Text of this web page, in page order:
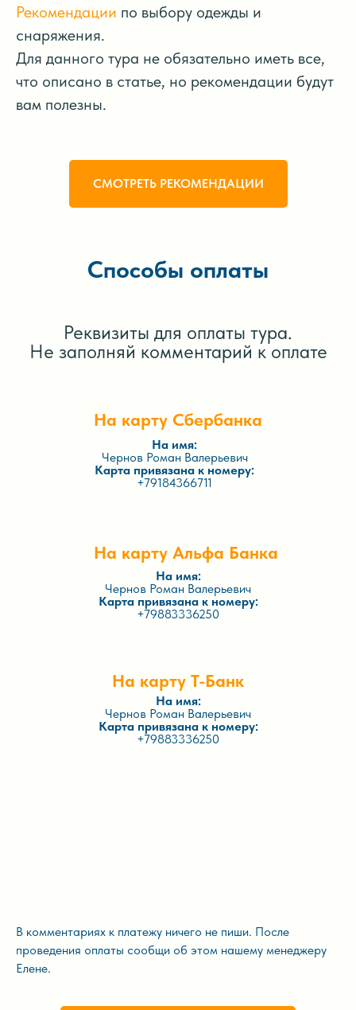
Рекомендации по выбору одежды и
снаряжения.
Для данного тура не обязательно иметь все,
что описано в статье, но рекомендации будут
вам полезны.
СМОТРЕТЬ РЕКОМЕНДАЦИИ
Способы оплаты
Реквизиты для оплаты тура.
Не заполняй комментарий к оплате
На карту Сбербанка
На карту Альфа Банка
На карту Т-Банк
На имя:
Чернов Роман Валерьевич
Карта привязана к номеру:
+79184366711
На имя:
Чернов Роман Валерьевич
Карта привязана к номеру:
+79883336250
На имя:
Чернов Роман Валерьевич
Карта привязана к номеру:
+79883336250
В комментариях к платежу ничего не пиши. После
проведения оплаты сообщи об этом нашему менеджеру
Елене.